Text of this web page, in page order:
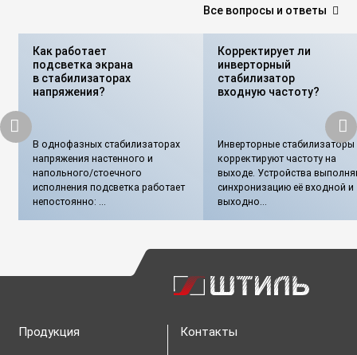
Все вопросы и ответы
Как работает
подсветка экрана
в стабилизаторах
напряжения?
В однофазных стабилизаторах
напряжения настенного и
напольного/стоечного
исполнения подсветка работает
непостоянно: ...
Корректирует ли
инверторный
стабилизатор
входную частоту?
Инверторные стабилизаторы
корректируют частоту на
выходе. Устройства
синхронизацию её входной и
выходно...
Продукция
Контакты